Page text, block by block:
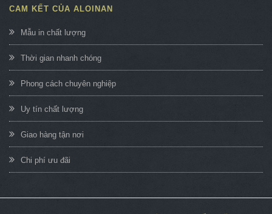
CAM KẾT CỦA ALOINAN
Mẫu in chất lượng
Thời gian nhanh chóng
Phong cách chuyên nghiệp
Uy tín chất lượng
Giao hàng tận nơi
Chi phí ưu đãi